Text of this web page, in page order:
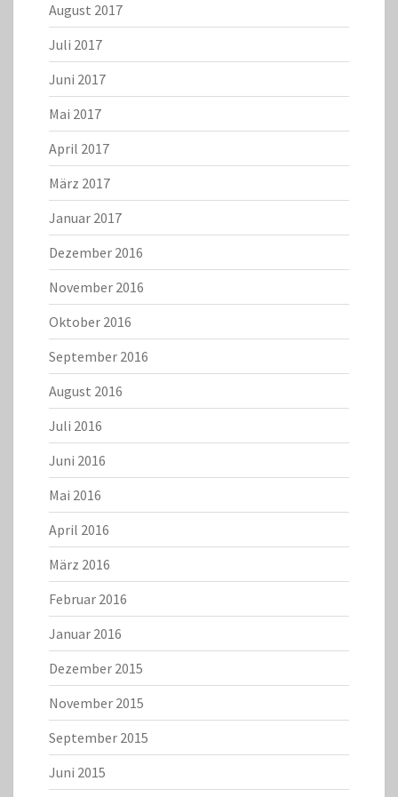
August 2017
Juli 2017
Juni 2017
Mai 2017
April 2017
März 2017
Januar 2017
Dezember 2016
November 2016
Oktober 2016
September 2016
August 2016
Juli 2016
Juni 2016
Mai 2016
April 2016
März 2016
Februar 2016
Januar 2016
Dezember 2015
November 2015
September 2015
Juni 2015